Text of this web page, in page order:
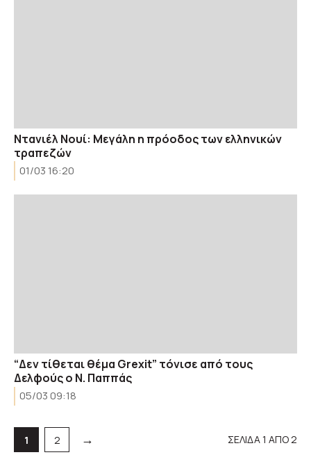
Ντανιέλ Νουί: Μεγάλη η πρόοδος των ελληνικών
τραπεζών
01/03 16:20
“Δεν τίθεται θέμα Grexit” τόνισε από τους
Δελφούς ο Ν. Παππάς
05/03 09:18
Σελίδα
1 Σελίδα
2 → ΣΕΛΙΔΑ 1 ΑΠΟ 2